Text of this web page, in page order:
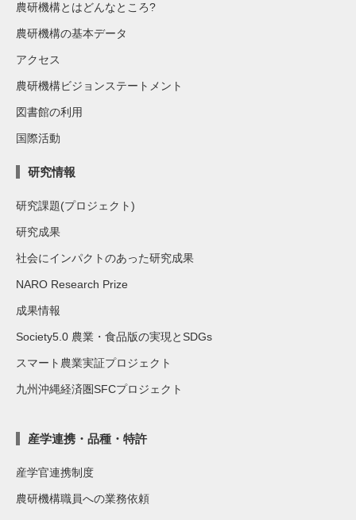
農研機構とはどんなところ?
農研機構の基本データ
アクセス
農研機構ビジョンステートメント
図書館の利用
国際活動
研究情報
研究課題(プロジェクト)
研究成果
社会にインパクトのあった研究成果
NARO Research Prize
成果情報
Society5.0 農業・食品版の実現とSDGs
スマート農業実証プロジェクト
九州沖縄経済圏SFCプロジェクト
産学連携・品種・特許
産学官連携制度
農研機構職員への業務依頼